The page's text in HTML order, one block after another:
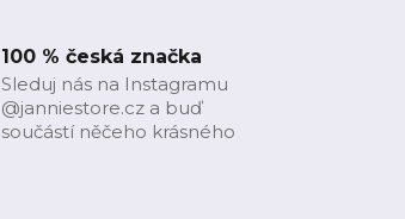
100 % česká značka
Sleduj nás na Instagramu
@janniestore.cz a buď
součástí něčeho krásného